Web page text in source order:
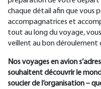
chaque détail afin que vous
accompagnatrices et
tout au long du voyage,
veillent au bon déroulement
Nos voyages en avion
souhaitent découvrir le
soucier de l’organisation –